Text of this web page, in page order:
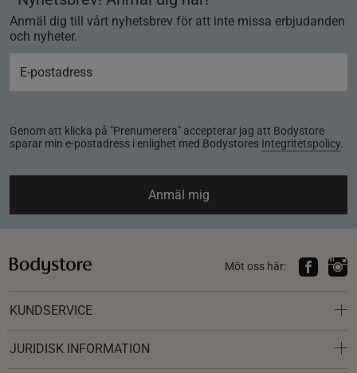
Anmäl dig till vårt nyhetsbrev för att inte missa erbjudanden
och nyheter.
Genom att klicka på "Prenumerera" accepterar jag att Bodystore
sparar min e-postadress i enlighet med Bodystores Integritetspolicy.
Anmäl mig
Möt oss här:
KUNDSERVICE
JURIDISK INFORMATION